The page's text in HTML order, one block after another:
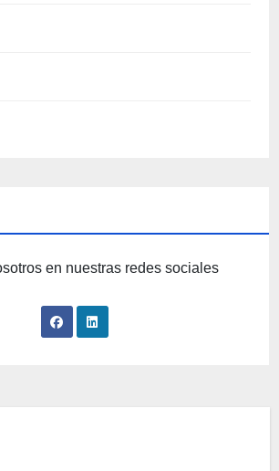
en nuestras redes sociales